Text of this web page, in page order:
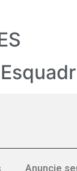
Anuncie